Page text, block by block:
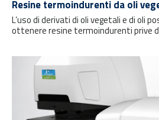
Resine termoindurenti da oli
L’uso di derivati di oli vegetali e di oli
ottenere resine termoindurenti prive